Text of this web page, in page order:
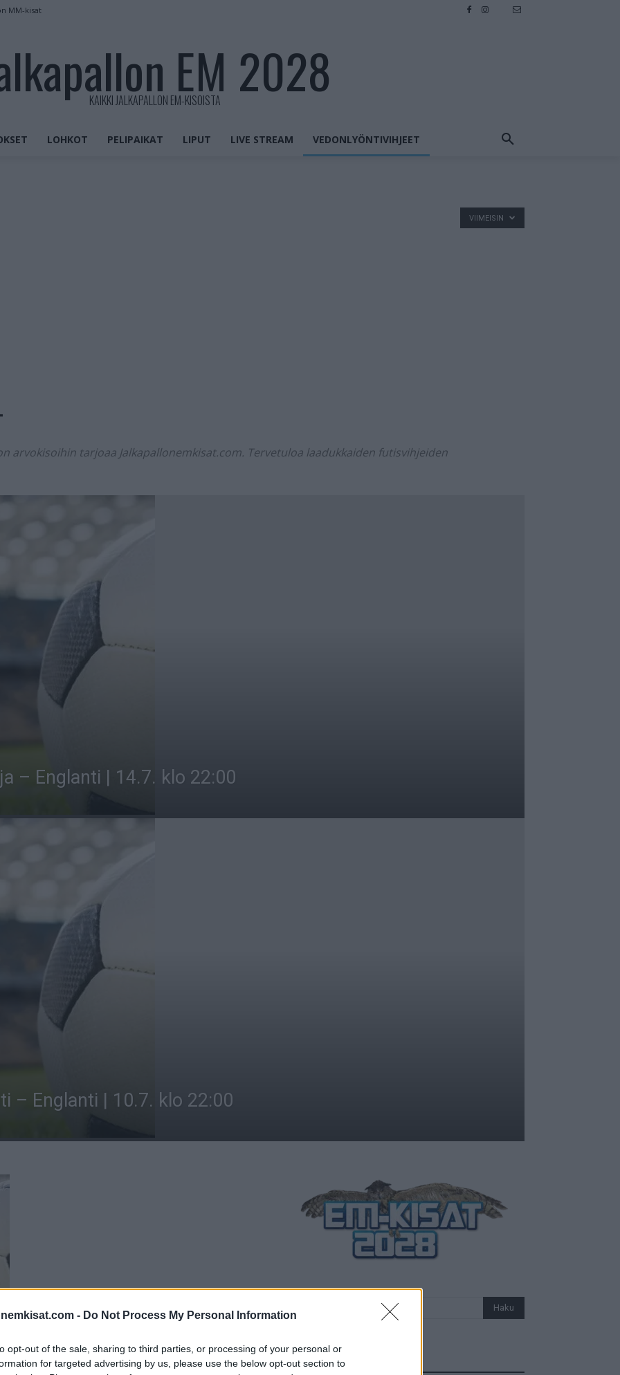
- Do Not Process My Personal Information
opt-out of the sale, sharing to third parties, or processing of your personal or
for targeted advertising by us, please use the below opt-out section to
MM-kisat
EM 2028
KAIKKI JALKAPALLON EM-KISOISTA
LOHKOT PELIPAIKAT LIPUT LIVE STREAM VEDONLYÖNTIVIHJEET
arvokisoihin tarjoaa Jalkapallonemkisat.com. Tervetuloa laadukkaiden futisvihjeiden
VIIMEISIN
– Englanti | 14.7. klo 22:00
– Englanti | 10.7. klo 22:00
| 9.7. klo 22:00 Uutiset